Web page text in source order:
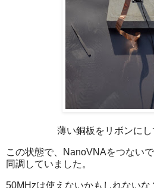
薄い銅板をリボンに
この状態で、NanoVNAをつない
同調していました。
50MHzは使えないかもしれないな